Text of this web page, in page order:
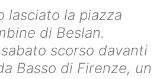
lasciato la piazza
di Beslan.
scorso davanti
Basso di Firenze, un